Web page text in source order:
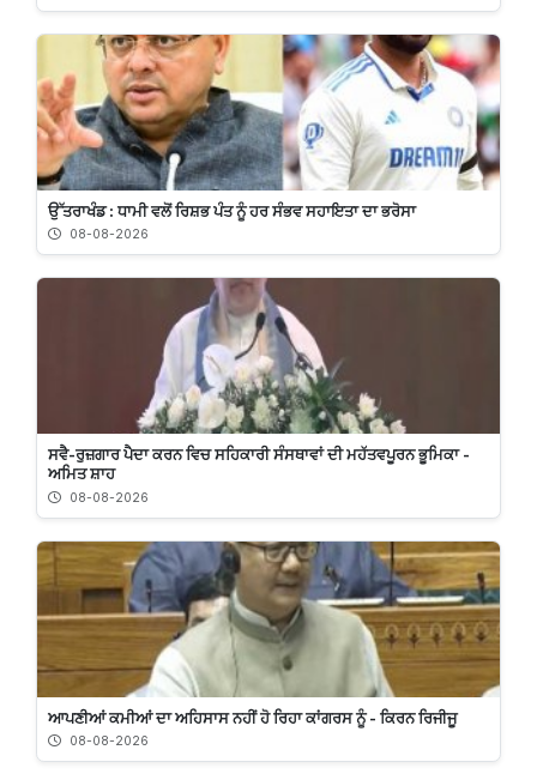
ਉੱਤਰਾਖੰਡ : ਧਾਮੀ ਵਲੋਂ ਰਿਸ਼ਭ ਪੰਤ ਨੂੰ ਹਰ ਸੰਭਵ ਸਹਾਇਤਾ ਦਾ ਭਰੋਸਾ
08-08-2026
ਸਵੈ-ਰੁਜ਼ਗਾਰ ਪੈਦਾ ਕਰਨ ਵਿਚ ਸਹਿਕਾਰੀ ਸੰਸਥਾਵਾਂ ਦੀ ਮਹੱਤਵਪੂਰਨ ਭੂਮਿਕਾ -
ਅਮਿਤ ਸ਼ਾਹ
08-08-2026
ਆਪਣੀਆਂ ਕਮੀਆਂ ਦਾ ਅਹਿਸਾਸ ਨਹੀਂ ਹੋ ਰਿਹਾ ਕਾਂਗਰਸ ਨੂੰ - ਕਿਰਨ ਰਿਜੀਜੂ
08-08-2026